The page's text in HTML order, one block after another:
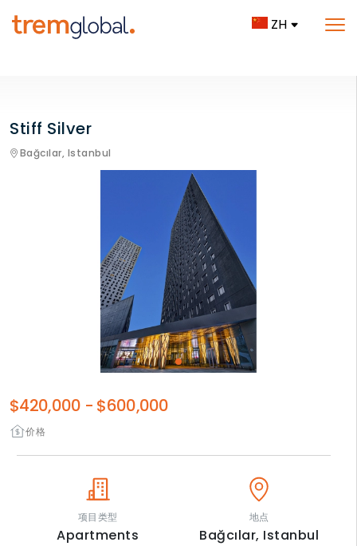
ZH
Stiff Silver
Bağcılar, Istanbul
价格
$420,000 - $600,000
项目类型
Apartments
地点
Bağcılar, Istanbul